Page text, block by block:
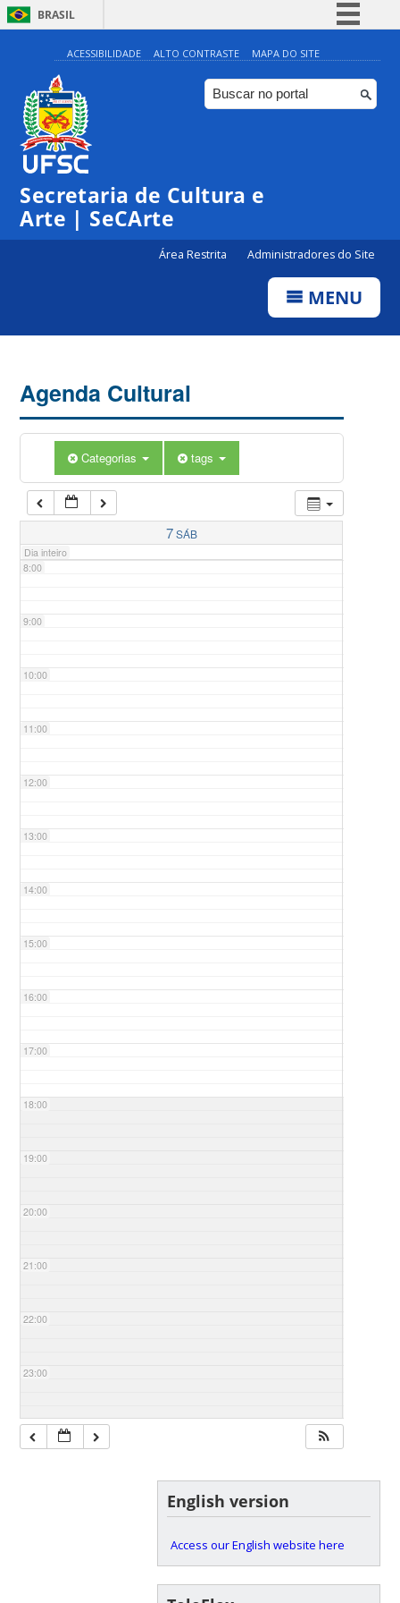
BRASIL
Simplifique!
Comunica BR
Participe
ACESSIBILIDADE ALTO CONTRASTE MAPA DO SITE
Secretaria de Cultura e
Arte | SeCArte
Área Restrita Administradores do Site
MENU
Agenda Cultural
Categorias tags
7SÁB
Dia inteiro
0:00
1:00
5:00
7:00
8:00
9:00
10:00
11:00
12:00
13:00
14:00
15:00
16:00
17:00
18:00
19:00
20:00
21:00
22:00
23:00
English version
Access our English website here